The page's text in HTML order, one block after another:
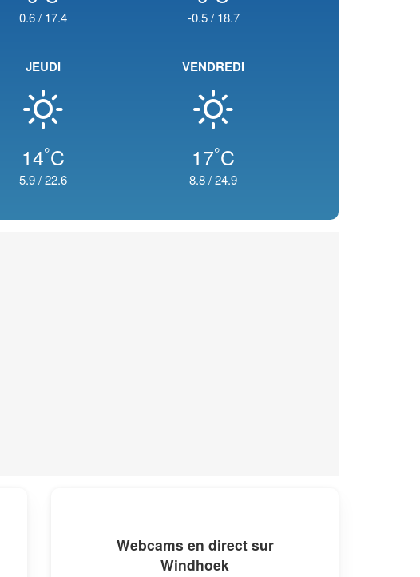
0.6/ 17.4 -0.5/ 18.7
JEUDI
14°C
5.9/22.6
VENDREDI
17°C
8.8/24.9
Webcams en direct sur
Windhoek